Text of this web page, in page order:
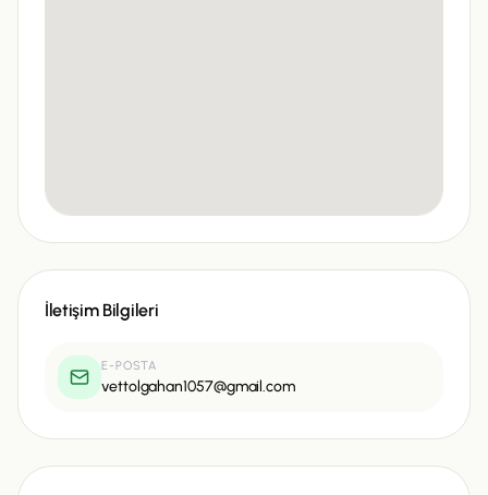
İletişim Bilgileri
E-POSTA
vettolgahan1057@gmail.com